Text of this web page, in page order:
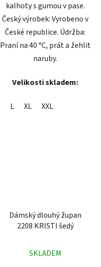
kalhoty s gumou v pase.
Český výrobek: Vyrobeno v
České republice. Údržba:
Praní na 40 °C, prát a žehlit
naruby.
Velikosti skladem:
L XL XXL
Dámský dlouhý župan
2208 KRISTI šedý
hodnocení
SKLADEM